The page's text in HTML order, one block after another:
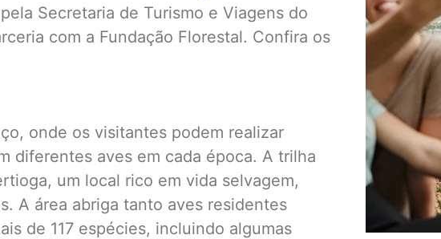
Secretaria de Turismo e Viagens do
com a Fundação Florestal. Confira os
onde os visitantes podem realizar
diferentes aves em cada época. A trilha
um local rico em vida selvagem,
A área abriga tanto aves residentes
de 117 espécies, incluindo algumas